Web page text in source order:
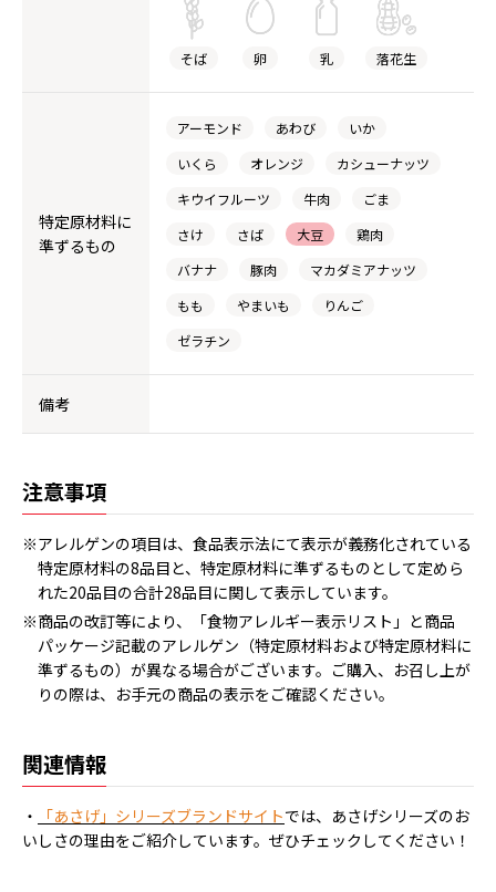
そば 卵 乳 落花生
特定原材料に
準ずるもの
アーモンド あわび
いか
いくら
オレンジ
カシューナッツ
キウイフルーツ
牛肉
ごま
さけ
さば 大豆
鶏肉
バナナ
豚肉
マカダミアナッツ
もも
やまいも
りんご
ゼラチン
備考
注意事項
※アレルゲンの項目は、食品表示法にて表示が義務化されている
特定原材料の8品目と、特定原材料に準ずるものとして定めら
れた20品目の合計28品目に関して表示しています。
※商品の改訂等により、「食物アレルギー表示リスト」と商品
パッケージ記載のアレルゲン（特定原材料および特定原材料に
準ずるもの）が異なる場合がございます。ご購入、お召し上が
りの際は、お手元の商品の表示をご確認ください。
関連情報
・ 「あさげ」シリーズブランドサイトでは、あさげシリーズのお
いしさの理由をご紹介しています。ぜひチェックしてください！